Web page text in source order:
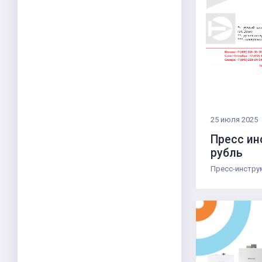
25 июля 2025
Пресс
рубль
Пресс-